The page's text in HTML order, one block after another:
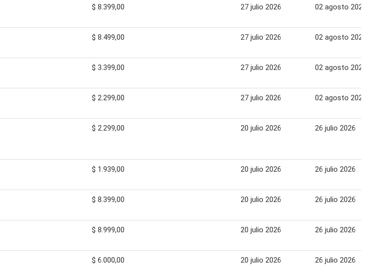
$ 8.399,00 27 julio 2026 02 agosto 2026
$ 8.499,00 27 julio 2026 02 agosto 2026
$ 3.399,00 27 julio 2026 02 agosto 2026
$ 2.299,00 27 julio 2026 02 agosto 2026
$ 2.299,00 20 julio 2026 26 julio 2026
$ 1.939,00 20 julio 2026 26 julio 2026
$ 8.399,00 20 julio 2026 26 julio 2026
$ 8.999,00 20 julio 2026 26 julio 2026
$ 6.000,00 20 julio 2026 26 julio 2026